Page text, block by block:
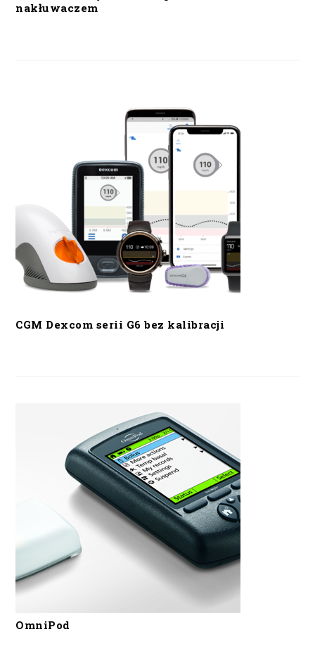
nakłuwaczem
CGM Dexcom serii G6 bez kalibracji
OmniPod